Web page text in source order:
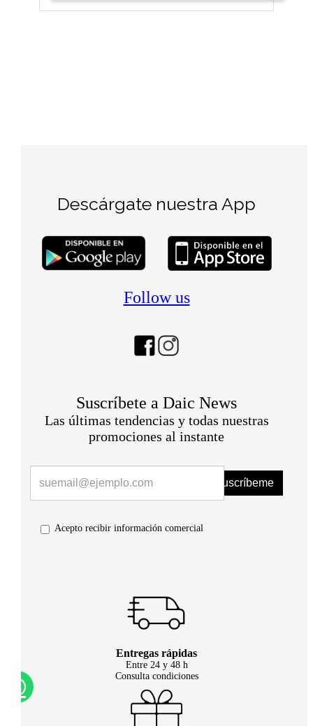
Descárgate nuestra App
Follow us
Suscríbete a Daic News
Las últimas tendencias y todas nuestras
promociones al instante
Suscríbeme
Acepto recibir información comercial
Entregas rápidas
Entre 24 y 48 h
Consulta condiciones